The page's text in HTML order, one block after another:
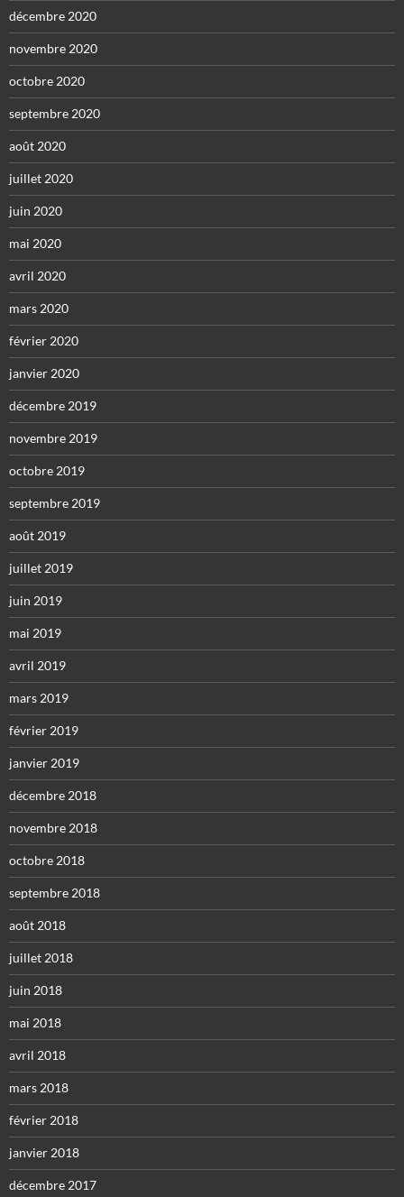
décembre 2020
novembre 2020
octobre 2020
septembre 2020
août 2020
juillet 2020
juin 2020
mai 2020
avril 2020
mars 2020
février 2020
janvier 2020
décembre 2019
novembre 2019
octobre 2019
septembre 2019
août 2019
juillet 2019
juin 2019
mai 2019
avril 2019
mars 2019
février 2019
janvier 2019
décembre 2018
novembre 2018
octobre 2018
septembre 2018
août 2018
juillet 2018
juin 2018
mai 2018
avril 2018
mars 2018
février 2018
janvier 2018
décembre 2017